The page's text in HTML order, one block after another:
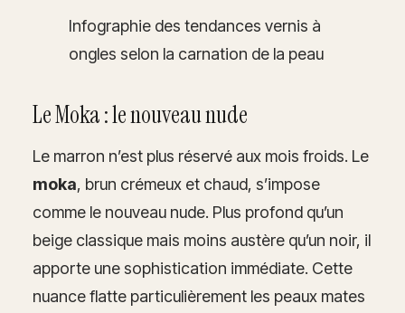
Infographie des tendances vernis à
ongles selon la carnation de la peau
Le Moka : le nouveau nude
Le marron n’est plus réservé aux mois froids. Le
moka, brun crémeux et chaud, s’impose
comme le nouveau nude. Plus profond qu’un
beige classique mais moins austère qu’un noir, il
apporte une sophistication immédiate. Cette
nuance flatte particulièrement les peaux mates